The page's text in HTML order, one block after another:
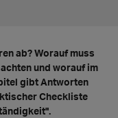
ab? Worauf muss
und worauf im
gibt Antworten
Checkliste